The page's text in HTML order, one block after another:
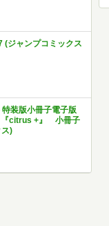
(ジャンプコミックス
特装版小冊子電子版
『citrus +』 小冊子
)